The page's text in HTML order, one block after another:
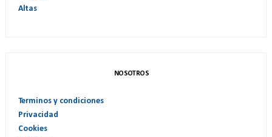
Altas
NOSOTROS
Terminos y condiciones
Privacidad
Cookies